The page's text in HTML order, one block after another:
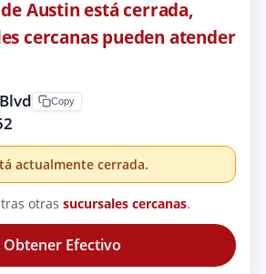
Austin está cerrada,
cercanas pueden atender
Copy
actualmente cerrada.
otras sucursales cercanas.
Obtener Efectivo